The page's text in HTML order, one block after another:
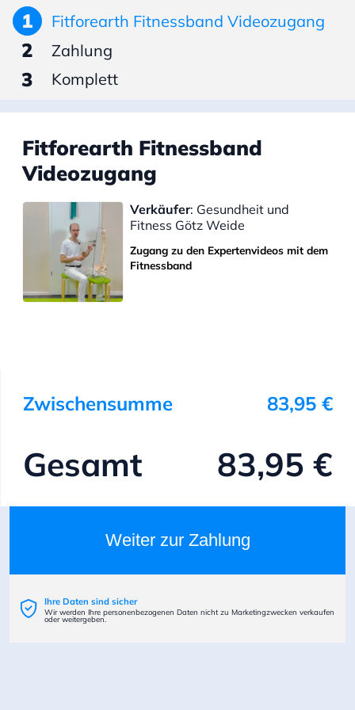
1 Fitforearth Fitnessband Videozugang
2 Zahlung
3 Komplett
Fitforearth Fitnessband
Videozugang
Verkäufer: Gesundheit und
Fitness Götz Weide
Zugang zu den Expertenvideos mit dem
Fitnessband
Zwischensumme 83,95 €
Gesamt 83,95 €
Weiter zur Zahlung
Ihre Daten sind sicher
Wir werden Ihre personenbezogenen Daten nicht zu Marketingzwecken verkaufen
oder weitergeben.